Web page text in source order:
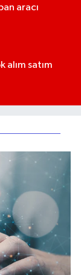
aracı
alım satım